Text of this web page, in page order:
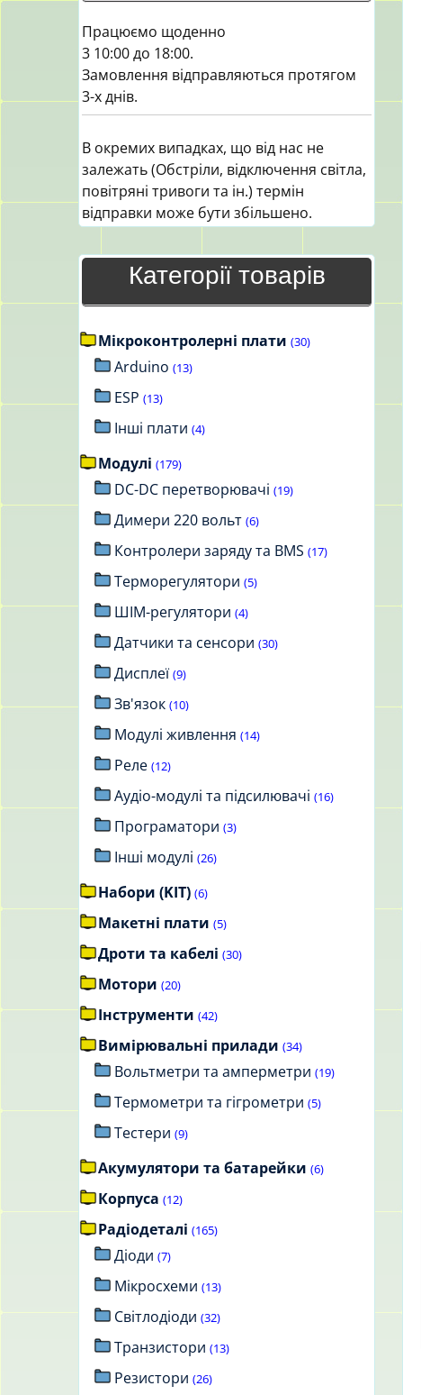
Працюємо щоденно
3 10:00 до 18:00.
Замовлення відправляються протягом
3-х днів.
В окремих випадках, що від нас не
залежать (Обстріли, відключення світла,
повітряні тривоги та ін.) термін
відправки може бути збільшено.
Категорії товарів
Мікроконтролерні плати (30)
Arduino (13)
ESP (13)
Інші плати (4)
Модулі (179)
DC-DC перетворювачі (19)
Димери 220 вольт (6)
Контролери заряду та BMS (17)
Терморегулятори (5)
ШІМ-регулятори (4)
Датчики та сенсори (30)
Дисплеї (9)
Зв'язок (10)
Модулі живлення (14)
Реле (12)
Аудіо-модулі та підсилювачі (16)
Програматори (3)
Інші модулі (26)
Набори (KIT) (6)
Макетні плати (5)
Дроти та кабелі (30)
Мотори (20)
Інструменти (42)
Вимірювальні прилади (34)
Вольтметри та амперметри (19)
Термометри та гігрометри (5)
Тестери (9)
Акумулятори та батарейки (6)
Корпуса (12)
Радіодеталі (165)
Діоди (7)
Мікросхеми (13)
Світлодіоди (32)
Транзистори (13)
Резистори (26)